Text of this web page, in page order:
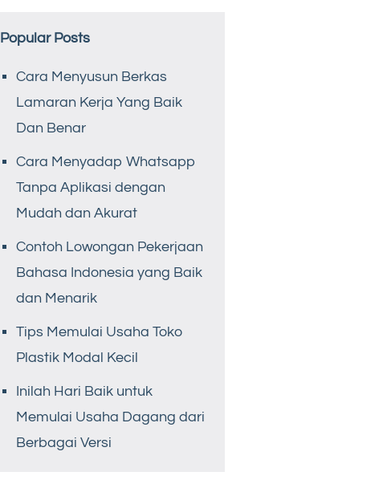
Popular Posts
Cara Menyusun Berkas
Lamaran Kerja Yang Baik
Dan Benar
Cara Menyadap Whatsapp
Tanpa Aplikasi dengan
Mudah dan Akurat
Contoh Lowongan Pekerjaan
Bahasa Indonesia yang Baik
dan Menarik
Tips Memulai Usaha Toko
Plastik Modal Kecil
Inilah Hari Baik untuk
Memulai Usaha Dagang dari
Berbagai Versi